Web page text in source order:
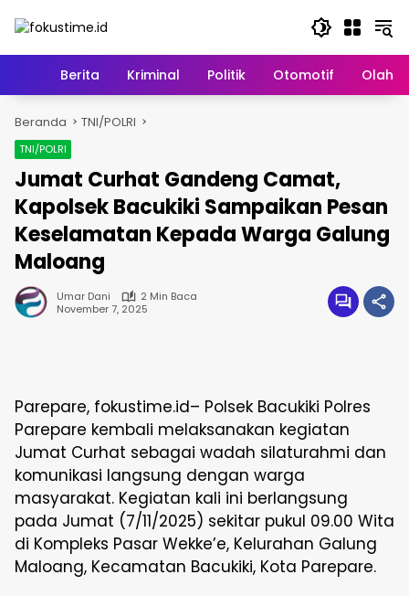
HomeBerita Kriminal Politik Otomotif
Beranda TNI/POLRI
TNI/POLRI
Jumat Curhat Gandeng Camat,
Kapolsek Bacukiki Sampaikan Pesan
Keselamatan Kepada Warga Galung
Maloang
Umar Dani
2 Min Baca
November 7, 2025
Parepare, fokustime.id– Polsek Bacukiki Polres
Parepare kembali melaksanakan kegiatan
Jumat Curhat sebagai wadah silaturahmi dan
komunikasi langsung dengan warga
masyarakat. Kegiatan kali ini berlangsung
pada Jumat (7/11/2025) sekitar pukul 09.00 Wita
di Kompleks Pasar Wekke’e, Kelurahan Galung
Maloang, Kecamatan Bacukiki, Kota Parepare.